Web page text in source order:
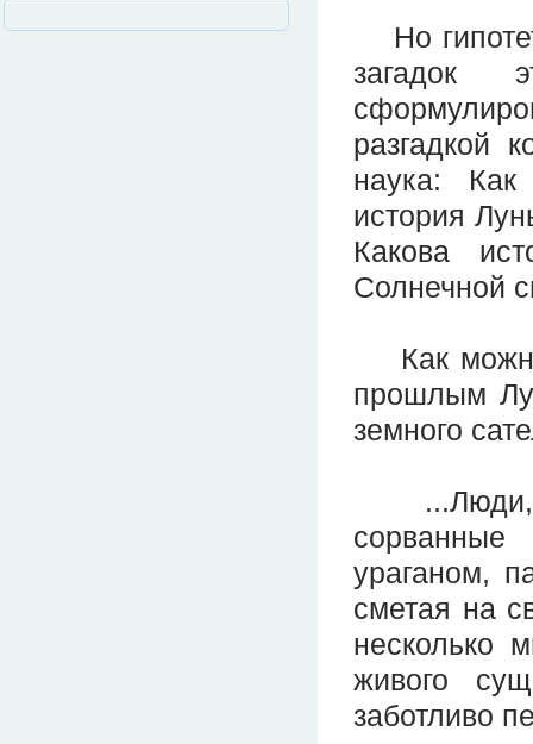
Но
загадок
разгадкой
наука:
история
Какова
Солнечной
Как можно
прошлым
земного
...Люди,
ураганом,
сметая на
несколько
живого
заботливо